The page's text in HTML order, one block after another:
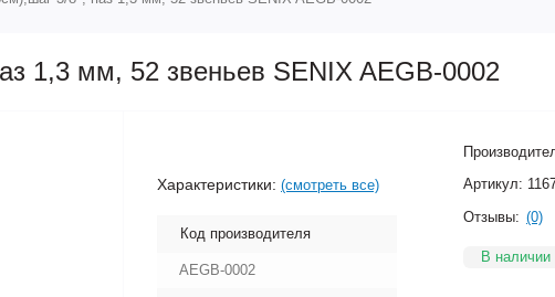
1,3 мм, 52 звеньев SENIX AEGB-0002
Характеристики: (смотреть все)
Код производителя
AEGB-0002
Артикул:
Отзывы: (0)
В наличии